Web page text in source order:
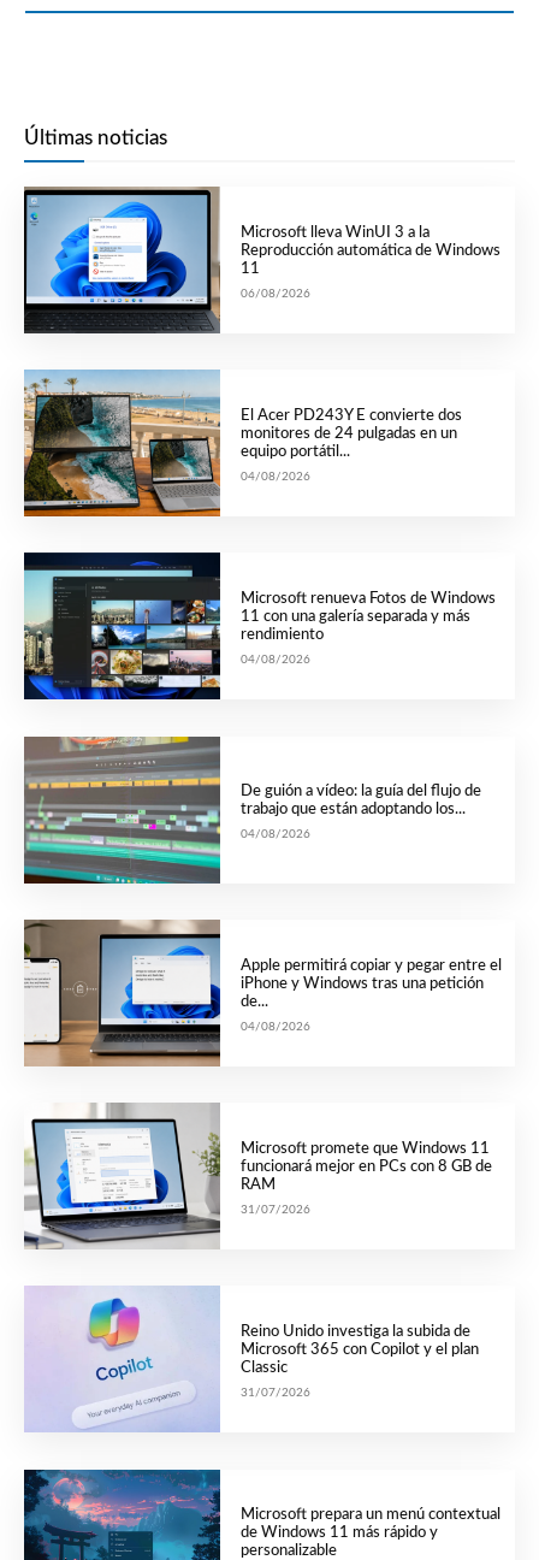
Últimas noticias
Microsoft lleva WinUI 3 a la
Reproducción automática de Windows
11
06/08/2026
El Acer PD243Y E convierte dos
monitores de 24 pulgadas en un
equipo portátil...
04/08/2026
Microsoft renueva Fotos de Windows
11 con una galería separada y más
rendimiento
04/08/2026
De guión a vídeo: la guía del flujo de
trabajo que están adoptando los...
04/08/2026
Apple permitirá copiar y pegar entre el
iPhone y Windows tras una petición
de...
04/08/2026
Microsoft promete que Windows 11
funcionará mejor en PCs con 8 GB de
RAM
31/07/2026
Reino Unido investiga la subida de
Microsoft 365 con Copilot y el plan
Classic
31/07/2026
Microsoft prepara un menú contextual
de Windows 11 más rápido y
personalizable